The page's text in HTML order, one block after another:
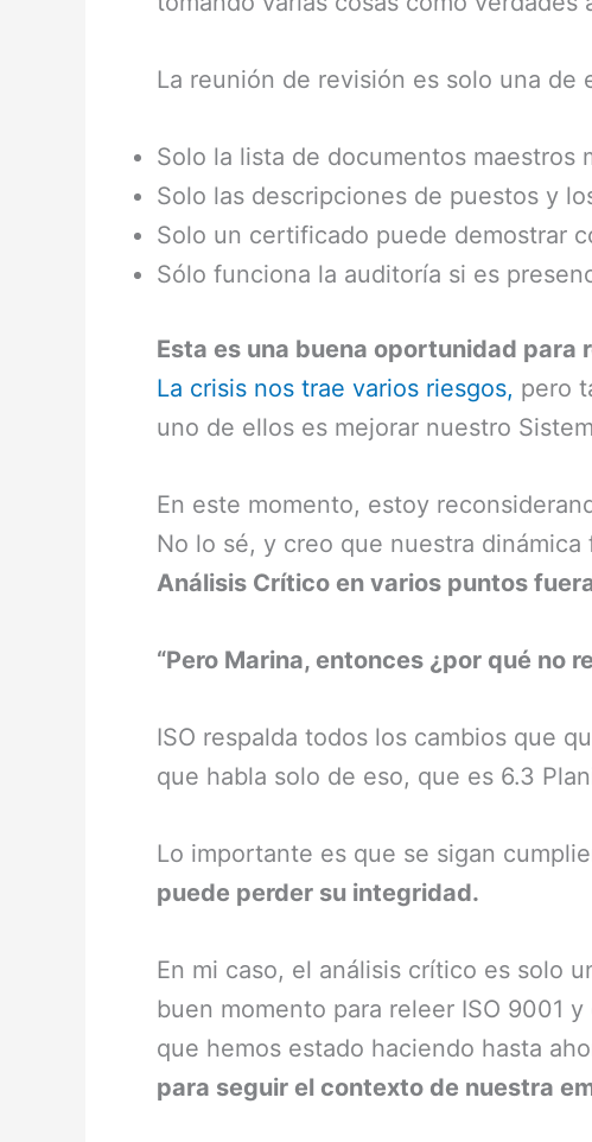
La reunión de revisión es solo una de
Solo la lista de documentos
Solo las descripciones de puestos y
Solo un certificado puede demostrar
Sólo funciona la auditoría si es
Esta es una buena oportunidad para
La crisis nos trae varios riesgos, pero
uno de ellos es mejorar nuestro
En este momento, estoy
No lo sé, y creo que nuestra
Análisis Crítico en varios puntos
“Pero Marina, entonces ¿por qué no
ISO respalda todos los cambios que
que habla solo de eso, que es 6.3
Lo importante es que se sigan
puede perder su integridad.
En mi caso, el análisis crítico es solo
buen momento para releer ISO 9001
que hemos estado haciendo hasta
para seguir el contexto de nuestra